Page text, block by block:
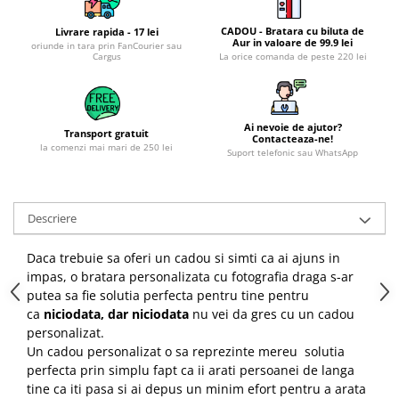
Livrare rapida - 17 lei
oriunde in tara prin FanCourier sau
Cargus
CADOU - Bratara cu biluta de
Aur in valoare de 99.9 lei
La orice comanda de peste 220 lei
Transport gratuit
la comenzi mai mari de 250 lei
Ai nevoie de ajutor?
Contacteaza-ne!
Suport telefonic sau WhatsApp
Descriere
Daca trebuie sa oferi un cadou si simti ca ai ajuns in
impas, o bratara personalizata cu fotografia draga s-ar
putea sa fie solutia perfecta pentru tine pentru
ca niciodata, dar niciodata nu vei da gres cu un cadou
personalizat.
Un cadou personalizat o sa reprezinte mereu solutia
perfecta prin simplu fapt ca ii arati persoanei de langa
tine ca iti pasa si ai depus un minim efort pentru a arata